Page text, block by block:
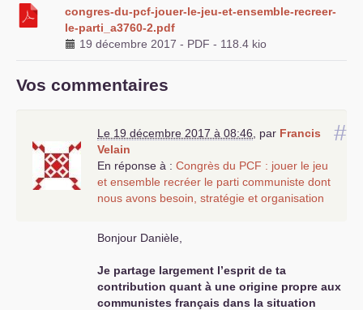
congres-du-pcf-jouer-le-jeu-et-ensemble-recreer-
le-parti_a3760-2.pdf
19 décembre 2017 - PDF - 118.4 kio
Vos commentaires
#
Le 19 décembre 2017 à 08:46 par Francis
Velain
En réponse à : Congrès du PCF : jouer le jeu
et ensemble recréer le parti communiste dont
nous avons besoin, stratégie et organisation
Bonjour Danièle,
Je partage largement l’esprit de ta
contribution quant à une origine propre aux
communistes français dans la situation